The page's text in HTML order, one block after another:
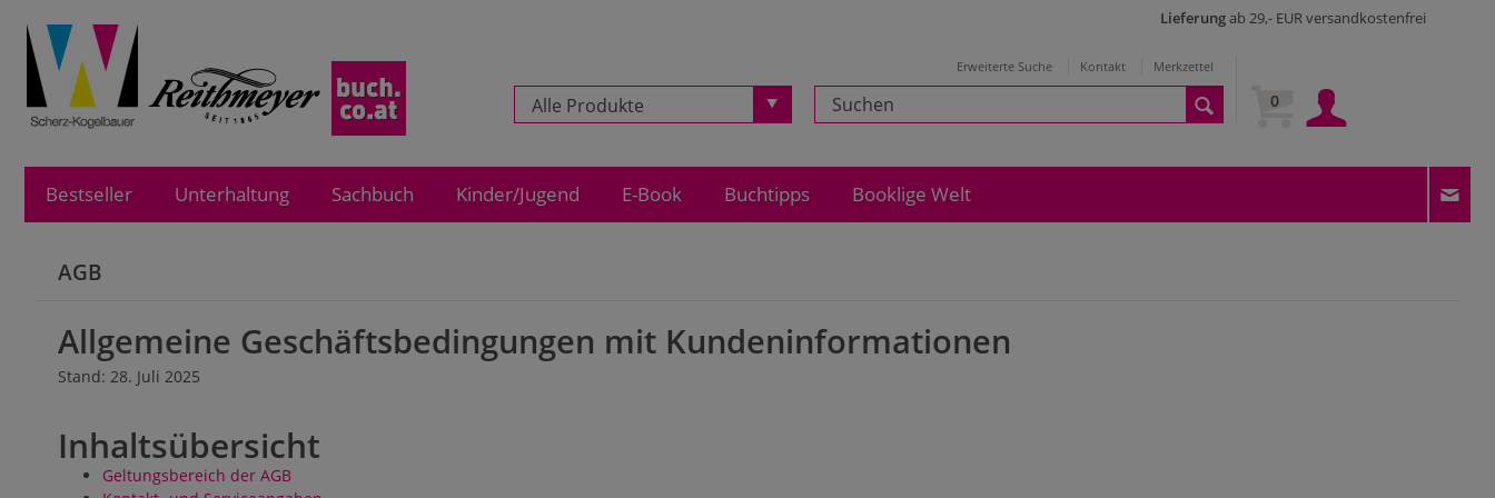
Lieferungab 29,- EUR versandkostenfrei
Erweiterte Suche Kontakt Merkzettel
Alle Produkte 0
Bestseller Unterhaltung Sachbuch Kinder/Jugend E-Book Buchtipps Booklige Welt
AGB
Allgemeine Geschäftsbedingungen mit Kundeninformationen
Stand: 28. Juli 2025
Inhaltsübersicht
Geltungsbereich der AGB